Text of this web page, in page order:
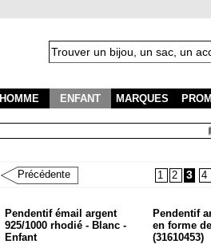
HOMME ENFANT MARQUES
Précédente 1 2 3 4
Pendentif émail argent
925/1000 rhodié - Blanc -
Enfant
Pendentif
en forme
(31610453)